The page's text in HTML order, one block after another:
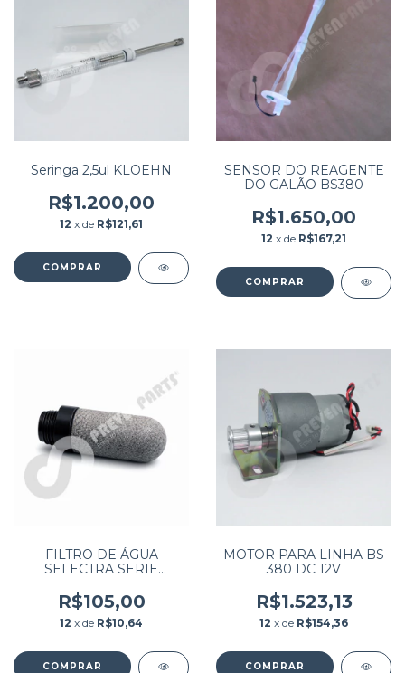
Seringa 2,5ul KLOEHN
R$1.200,00
12 x de R$121,61
SENSOR DO REAGENTE
DO GALÃO BS380
R$1.650,00
12 x de R$167,21
FILTRO DE ÁGUA
SELECTRA SERIE
R$105,00
12 x de R$10,64
MOTOR PARA LINHA BS
380 DC 12V
R$1.523,13
12 x de R$154,36